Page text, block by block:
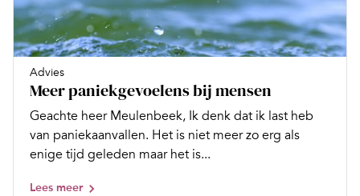
Advies
Meer paniekgevoelens bij mensen
Geachte heer Meulenbeek, Ik denk dat ik last heb
van paniekaanvallen. Het is niet meer zo erg als
enige tijd geleden maar het is...
Lees meer